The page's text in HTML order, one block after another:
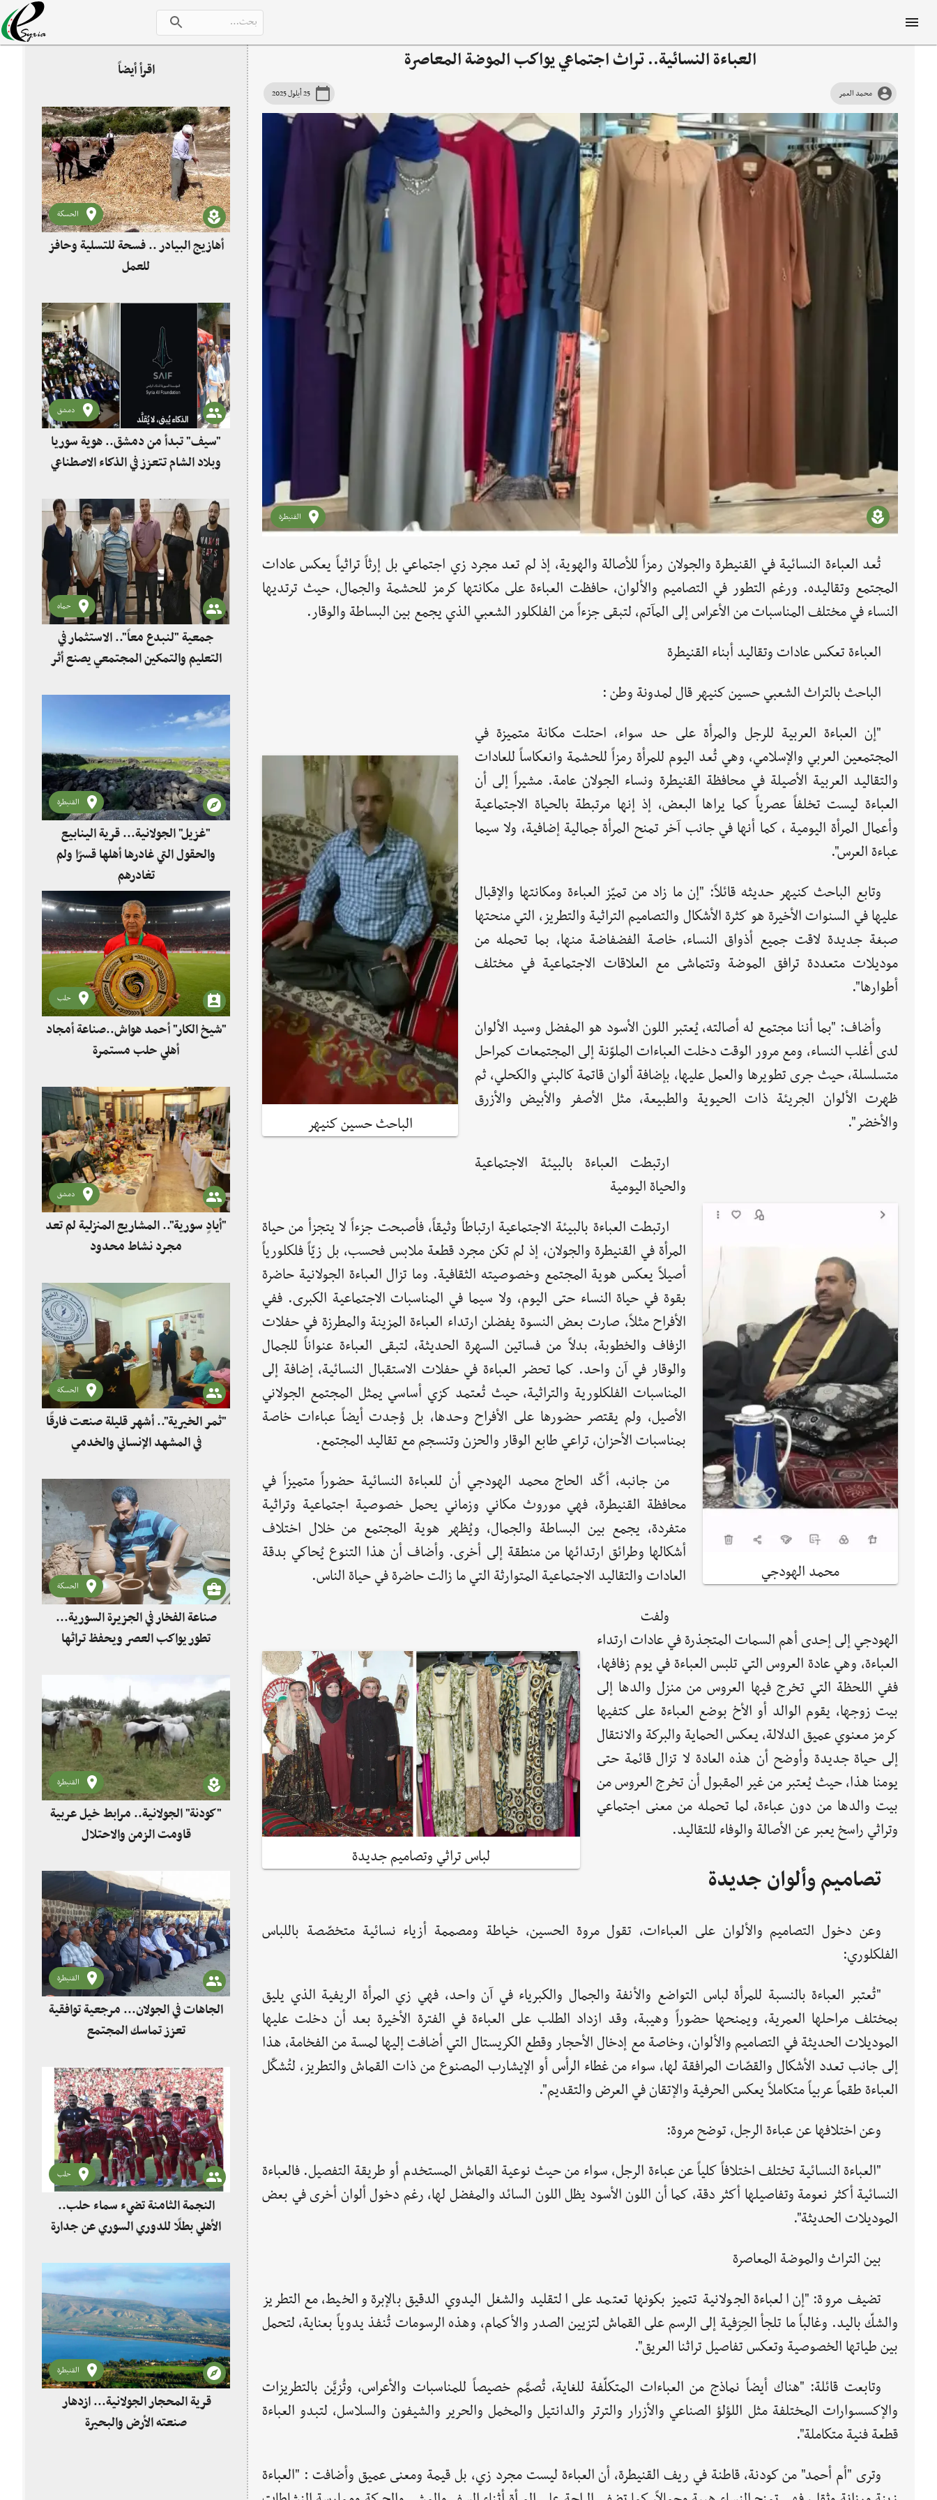
العباءة النسائية.. تراث اجتماعي يواكب الموضة المعاصرة
محمد العمر 25 أيلول 2025
القنيطرة
تُعد العباءة النسائية في القنيطرة والجولان رمزاً للأصالة والهوية، إذ لم تعد مجرد زي اجتماعي بل إرثاً تراثياً يعكس عادات
المجتمع وتقاليده. ورغم التطور في التصاميم والألوان، حافظت العباءة على مكانتها كرمز للحشمة والجمال، حيث ترتديها
النساء في مختلف المناسبات من الأعراس إلى المآتم، لتبقى جزءاً من الفلكلور الشعبي الذي يجمع بين البساطة والوقار.
العباءة تعكس عادات وتقاليد أبناء القنيطرة
الباحث بالتراث الشعبي حسين كنيهر قال لمدونة وطن :
الباحث حسين كنيهر
"إن العباءة العربية للرجل والمرأة على حد سواء، احتلت مكانة متميزة في
المجتمعين العربي والإسلامي، وهي تُعد اليوم للمرأة رمزاً للحشمة وانعكاساً للعادات
والتقاليد العربية الأصيلة في محافظة القنيطرة ونساء الجولان عامة. مشيراً إلى أن
العباءة ليست تخلفاً عصرياً كما يراها البعض، إذ إنها مرتبطة بالحياة الاجتماعية
وأعمال المرأة اليومية ، كما أنها في جانب آخر تمنح المرأة جمالية إضافية، ولا سيما
عباءة العرس".
وتابع الباحث كنيهر حديثه قائلاً: "إن ما زاد من تميّز العباءة ومكانتها والإقبال
عليها في السنوات الأخيرة هو كثرة الأشكال والتصاميم التراثية والتطريز، التي منحتها
صبغة جديدة لاقت جميع أذواق النساء، خاصة الفضفاضة منها، بما تحمله من
موديلات متعددة ترافق الموضة وتتماشى مع العلاقات الاجتماعية في مختلف
أطوارها".
محمد الهودجي
وأضاف: "بما أننا مجتمع له أصالته، يُعتبر اللون الأسود هو المفضل وسيد الألوان
لدى أغلب النساء، ومع مرور الوقت دخلت العباءات الملوّنة إلى المجتمعات كمراحل
متسلسلة، حيث جرى تطويرها والعمل عليها، بإضافة ألوان قاتمة كالبني والكحلي، ثم
ظهرت الألوان الجريئة ذات الحيوية والطبيعة، مثل الأصفر والأبيض والأزرق
والأخضر".
ارتبطت العباءة بالبيئة الاجتماعية
والحياة اليومية
لباس تراثي وتصاميم جديدة
ارتبطت العباءة بالبيئة الاجتماعية ارتباطاً وثيقاً، فأصبحت جزءاً لا يتجزأ من حياة
المرأة في القنيطرة والجولان، إذ لم تكن مجرد قطعة ملابس فحسب، بل زيّاً فلكلورياً
أصيلاً يعكس هوية المجتمع وخصوصيته الثقافية. وما تزال العباءة الجولانية حاضرة
بقوة في حياة النساء حتى اليوم، ولا سيما في المناسبات الاجتماعية الكبرى. ففي
الأفراح مثلاً، صارت بعض النسوة يفضلن ارتداء العباءة المزينة والمطرزة في حفلات
الزفاف والخطوبة، بدلاً من فساتين السهرة الحديثة، لتبقى العباءة عنواناً للجمال
والوقار في آن واحد. كما تحضر العباءة في حفلات الاستقبال النسائية، إضافة إلى
المناسبات الفلكلورية والتراثية، حيث تُعتمد كزي أساسي يمثل المجتمع الجولاني
الأصيل، ولم يقتصر حضورها على الأفراح وحدها، بل وُجدت أيضاً عباءات خاصة
بمناسبات الأحزان، تراعي طابع الوقار والحزن وتنسجم مع تقاليد المجتمع.
من جانبه، أكّد الحاج محمد الهودجي أن للعباءة النسائية حضوراً متميزاً في
محافظة القنيطرة، فهي موروث مكاني وزماني يحمل خصوصية اجتماعية وتراثية
متفردة، يجمع بين البساطة والجمال، ويُظهر هوية المجتمع من خلال اختلاف
أشكالها وطرائق ارتدائها من منطقة إلى أخرى. وأضاف أن هذا التنوع يُحاكي بدقة
العادات والتقاليد الاجتماعية المتوارثة التي ما زالت حاضرة في حياة الناس.
ولفت
الهودجي إلى إحدى أهم السمات المتجذرة في عادات ارتداء
العباءة، وهي عادة العروس التي تلبس العباءة في يوم زفافها،
ففي اللحظة التي تخرج فيها العروس من منزل والدها إلى
بيت زوجها، يقوم الوالد أو الأخ بوضع العباءة على كتفيها
كرمز معنوي عميق الدلالة، يعكس الحماية والبركة والانتقال
إلى حياة جديدة وأوضح أن هذه العادة لا تزال قائمة حتى
يومنا هذا، حيث يُعتبر من غير المقبول أن تخرج العروس من
بيت والدها من دون عباءة، لما تحمله من معنى اجتماعي
وتراثي راسخ يعبر عن الأصالة والوفاء للتقاليد.
تصاميم وألوان جديدة
وعن دخول التصاميم والألوان على العباءات، تقول مروة الحسين، خياطة ومصممة أزياء نسائية متخصّصة باللباس
الفلكلوري:
"تُعتبر العباءة بالنسبة للمرأة لباس التواضع والأنفة والجمال والكبرياء في آن واحد، فهي زي المرأة الريفية الذي يليق
بمختلف مراحلها العمرية، ويمنحها حضوراً وهيبة، وقد ازداد الطلب على العباءة في الفترة الأخيرة بعد أن دخلت عليها
الموديلات الحديثة في التصاميم والألوان، وخاصة مع إدخال الأحجار وقطع الكريستال التي أضافت إليها لمسة من الفخامة، هذا
إلى جانب تعدد الأشكال والقصّات المرافقة لها، سواء من غطاء الرأس أو الإيشارب المصنوع من ذات القماش والتطريز، لتُشكّل
العباءة طقماً عربياً متكاملاً يعكس الحرفية والإتقان في العرض والتقديم".
وعن اختلافها عن عباءة الرجل، توضح مروة:
"العباءة النسائية تختلف اختلافاً كلياً عن عباءة الرجل، سواء من حيث نوعية القماش المستخدم أو طريقة التفصيل. فالعباءة
النسائية أكثر نعومة وتفاصيلها أكثر دقة، كما أن اللون الأسود يظل اللون السائد والمفضل لها، رغم دخول ألوان أخرى في بعض
الموديلات الحديثة".
بين التراث والموضة المعاصرة
تضيف مروة: "إن العباءة الجولانية تتميز بكونها تعتمد على التقليد والشغل اليدوي الدقيق بالإبرة والخيط، مع التطريز
والشكّ باليد. وغالباً ما تلجأ الحِرَفية إلى الرسم على القماش لتزيين الصدر والأكمام، وهذه الرسومات تُنفذ يدوياً بعناية، لتحمل
بين طياتها الخصوصية وتعكس تفاصيل تراثنا العريق".
وتابعت قائلة: "هناك أيضاً نماذج من العباءات المتكلّفة للغاية، تُصمَّم خصيصاً للمناسبات والأعراس، وتُزيَّن بالتطريزات
والإكسسوارات المختلفة مثل اللؤلؤ الصناعي والأزرار والترتر والدانتيل والمخمل والحرير والشيفون والسلاسل، لتبدو العباءة
قطعة فنية متكاملة".
وترى "أم أحمد" من كودنة، قاطنة في ريف القنيطرة، أن العباءة ليست مجرد زي، بل قيمة ومعنى عميق وأضافت : "العباءة
اقرأ أيضاً
الحسكة
أهازيج البيادر .. فسحة للتسلية وحافز
للعمل
دمشق
"سيف" تبدأ من دمشق.. هوية سوريا
وبلاد الشام تتعزز في الذكاء الاصطناعي
حماه
جمعية "لنبدع معاً".. الاستثمار في
التعليم والتمكين المجتمعي يصنع أثر
القنيطرة
"غزيل" الجولانية... قرية الينابيع
والحقول التي غادرها أهلها قسرًا ولم
تغادرهم
حلب
"شيخ الكار" أحمد هواش..صناعة أمجاد
أهلي حلب مستمرة
دمشق
"أيادٍ سورية".. المشاريع المنزلية لم تعد
مجرد نشاط محدود
الحسكة
"ثمر الخيرية".. أشهر قليلة صنعت فارقًا
في المشهد الإنساني والخدمي
الحسكة
صناعة الفخار في الجزيرة السورية...
تطور يواكب العصر ويحفظ تراثها
القنيطرة
"كودنة" الجولانية.. مرابط خيل عربية
قاومت الزمن والاحتلال
القنيطرة
الجاهات في الجولان... مرجعية توافقية
تعزز تماسك المجتمع
حلب
النجمة الثامنة تضيء سماء حلب..
الأهلي بطلًا للدوري السوري عن جدارة
القنيطرة
قرية المحجار الجولانية... ازدهار
صنعته الأرض والبحيرة